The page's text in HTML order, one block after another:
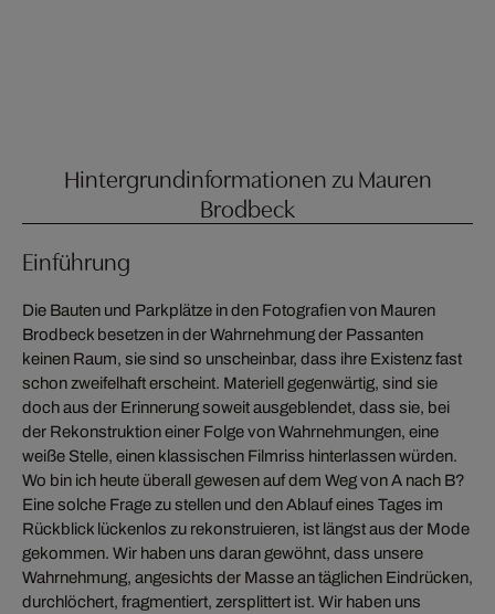
Hintergrundinformationen zu Mauren
Brodbeck
Einführung
Die Bauten und Parkplätze in den Fotografien von Mauren
Brodbeck besetzen in der Wahrnehmung der Passanten
keinen Raum, sie sind so unscheinbar, dass ihre Existenz fast
schon zweifelhaft erscheint. Materiell gegenwärtig, sind sie
doch aus der Erinnerung soweit ausgeblendet, dass sie, bei
der Rekonstruktion einer Folge von Wahrnehmungen, eine
weiße Stelle, einen klassischen Filmriss hinterlassen würden.
Wo bin ich heute überall gewesen auf dem Weg von A nach B?
Eine solche Frage zu stellen und den Ablauf eines Tages im
Rückblick lückenlos zu rekonstruieren, ist längst aus der Mode
gekommen. Wir haben uns daran gewöhnt, dass unsere
Wahrnehmung, angesichts der Masse an täglichen Eindrücken,
durchlöchert, fragmentiert, zersplittert ist. Wir haben uns